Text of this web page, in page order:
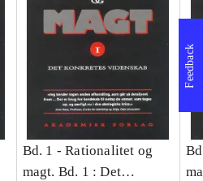
Bd. 1 -Rationalitet og
magt. Bd. 1 : Det
Feedback